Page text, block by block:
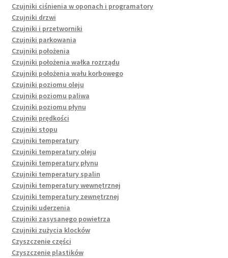
Czujniki ciśnienia w oponach i programatory
Czujniki drzwi
Czujniki i przetworniki
Czujniki parkowania
Czujniki położenia
Czujniki położenia wałka rozrządu
Czujniki położenia wału korbowego
Czujniki poziomu oleju
Czujniki poziomu paliwa
Czujniki poziomu płynu
Czujniki prędkości
Czujniki stopu
Czujniki temperatury
Czujniki temperatury oleju
Czujniki temperatury płynu
Czujniki temperatury spalin
Czujniki temperatury wewnętrznej
Czujniki temperatury zewnętrznej
Czujniki uderzenia
Czujniki zasysanego powietrza
Czujniki zużycia klocków
Czyszczenie części
Czyszczenie plastików